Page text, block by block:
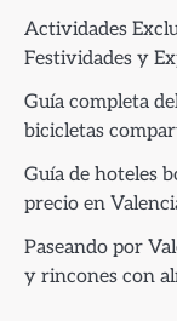
Actividades
Festividades y
Guía completa
bicicletas
Guía de hoteles
precio en
Paseando por
y rincones con